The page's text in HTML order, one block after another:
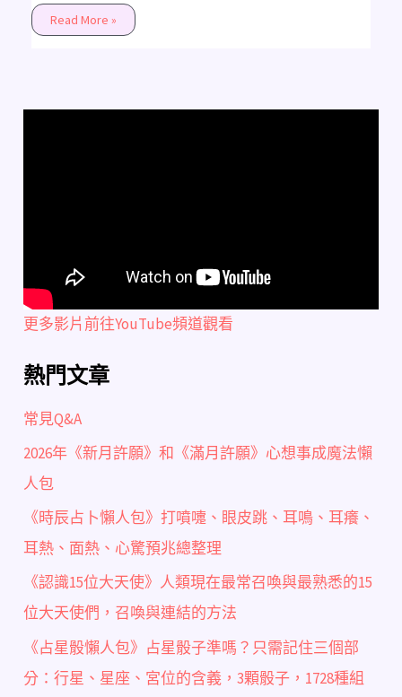
有
翻
譯！？
法
Read More »
更多影片前往YouTube頻道觀看
熱門文章
常見Q&A
2026年《新月許願》和《滿月許願》心想事成魔法懶
人包
《時辰占卜懶人包》打噴嚏、眼皮跳、耳鳴、耳癢、
耳熱、面熱、心驚預兆總整理
《認識15位大天使》人類現在最常召喚與最熟悉的15
位大天使們，召喚與連結的方法
《占星骰懶人包》占星骰子準嗎？只需記住三個部
分：行星、星座、宮位的含義，3顆骰子，1728種組